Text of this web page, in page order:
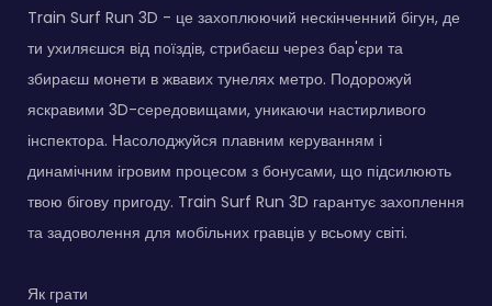
Train Surf Run 3D - це захоплюючий нескінченний бігун, де
ти ухиляєшся від поїздів, стрибаєш через бар'єри та
збираєш монети в жвавих тунелях метро. Подорожуй
яскравими 3D-середовищами, уникаючи настирливого
інспектора. Насолоджуйся плавним керуванням і
динамічним ігровим процесом з бонусами, що підсилюють
твою бігову пригоду. Train Surf Run 3D гарантує захоплення
та задоволення для мобільних гравців у всьому світі.
Як грати